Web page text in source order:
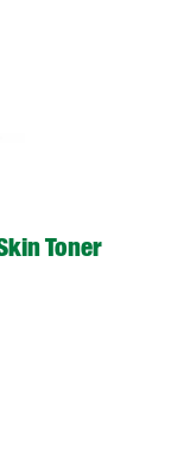
Toner